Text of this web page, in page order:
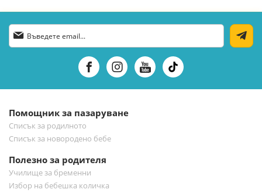
Абонирай
се
бюлетин:
Помощник за пазаруване
Списък за родилното
Списък за новородено бебе
Полезно за родителя
Училище за бременни
Избор на бебешка количка